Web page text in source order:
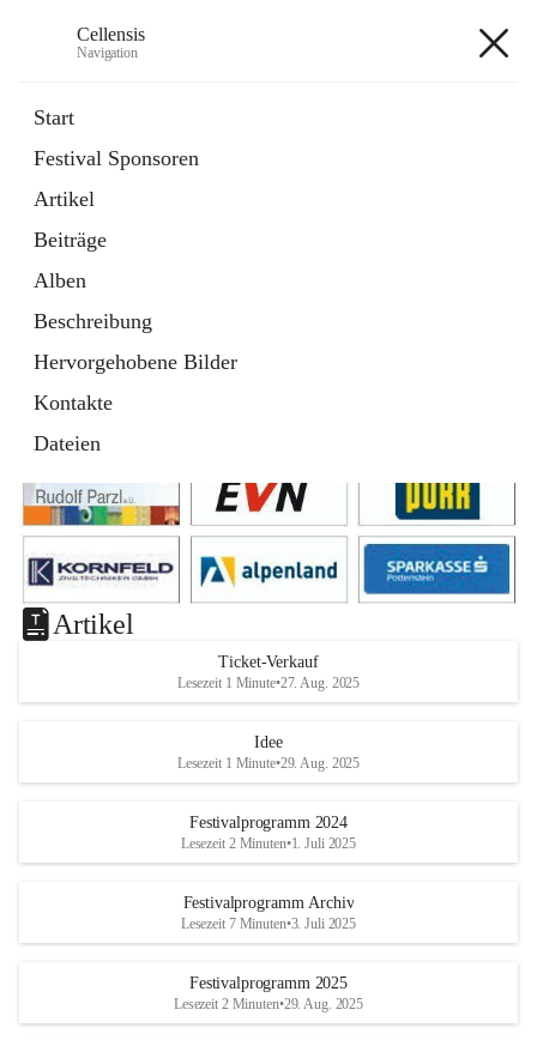
Cellensis
Navigation
Start
Festival Sponsoren
Artikel
Beiträge
Alben
Beschreibung
Hervorgehobene Bilder
Kontakte
Dateien
Festival Sponsoren
Artikel
Ticket-Verkauf
Lesezeit 1 Minute•27. Aug. 2025
Idee
Lesezeit 1 Minute•29. Aug. 2025
Festivalprogramm 2024
Lesezeit 2 Minuten•1. Juli 2025
Festivalprogramm Archiv
Lesezeit 7 Minuten•3. Juli 2025
Festivalprogramm 2025
Lesezeit 2 Minuten•29. Aug. 2025